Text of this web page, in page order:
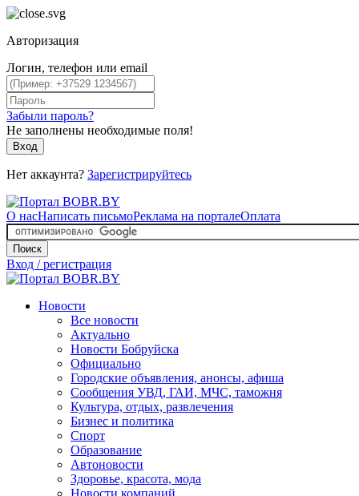
Авторизация
Логин, телефон или email
Забыли пароль?
Не заполнены необходимые поля!
Вход
Нет аккаунта? Зарегистрируйтесь
О насНаписать письмоРеклама на порталеОплата
Поиск
Вход / регистрация
Новости
Все новости
Актуально
Новости Бобруйска
Официально
Городские объявления, анонсы, афиша
Сообщения УВД, ГАИ, МЧС, таможня
Культура, отдых, развлечения
Бизнес и политика
Спорт
Образование
Автоновости
Здоровье, красота, мода
Новости компаний